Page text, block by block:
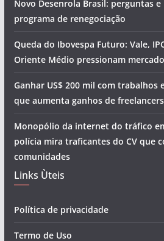
Novo Desenrola Brasil: perguntas
programa de renegociação
Queda do Ibovespa Futuro: Vale,
Oriente Médio pressionam mercado
Ganhar US$ 200 mil com trabalhos
que aumenta ganhos de freelancers
Monopólio da internet do tráfico
polícia mira traficantes do CV que
comunidades
Links Ùteis
Política de privacidade
Termo de Uso